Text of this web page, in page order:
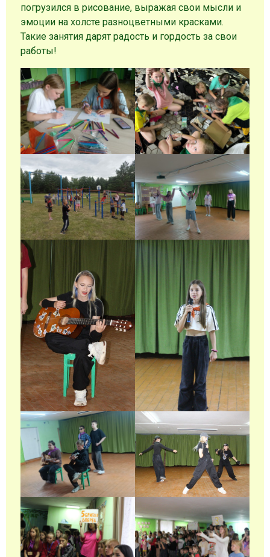
погрузился в рисование, выражая свои мысли и
эмоции на холсте разноцветными красками.
Такие занятия дарят радость и гордость за свои
работы!